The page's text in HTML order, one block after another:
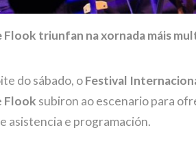
Flook triunfan na xornada máis
do sábado, oFestival
Flook subiron ao escenario para
asistencia e programación.